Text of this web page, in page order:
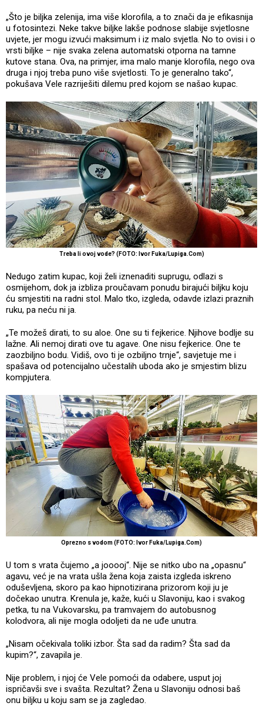
„Što je biljka zelenija, ima više klorofila, a to znači da je efikasnija
u fotosintezi. Neke takve biljke lakše podnose slabije svjetlosne
uvjete, jer mogu izvući maksimum i iz malo svjetla. No to ovisi i o
vrsti biljke – nije svaka zelena automatski otporna na tamne
kutove stana. Ova, na primjer, ima malo manje klorofila, nego ova
druga i njoj treba puno više svjetlosti. To je generalno tako“,
pokušava Vele razriješiti dilemu pred kojom se našao kupac.
Treba li ovoj vode? (FOTO: Ivor Fuka/Lupiga.Com)
Nedugo zatim kupac, koji želi iznenaditi suprugu, odlazi s
osmijehom, dok ja izbliza proučavam ponudu birajući biljku koju
ću smjestiti na radni stol. Malo tko, izgleda, odavde izlazi praznih
ruku, pa neću ni ja.
„Te možeš dirati, to su aloe. One su ti fejkerice. Njihove bodlje su
lažne. Ali nemoj dirati ove tu agave. One nisu fejkerice. One te
zaozbiljno bodu. Vidiš, ovo ti je ozbiljno trnje“, savjetuje me i
spašava od potencijalno učestalih uboda ako je smjestim blizu
kompjutera.
Oprezno s vodom (FOTO: Ivor Fuka/Lupiga.Com)
U tom s vrata čujemo „a jooooj“. Nije se nitko ubo na „opasnu“
agavu, već je na vrata ušla žena koja zaista izgleda iskreno
oduševljena, skoro pa kao hipnotizirana prizorom koji ju je
dočekao unutra. Krenula je, kaže, kući u Slavoniju, kao i svakog
petka, tu na Vukovarsku, pa tramvajem do autobusnog
kolodvora, ali nije mogla odoljeti da ne uđe unutra.
„Nisam očekivala toliki izbor. Šta sad da radim? Šta sad da
kupim?“, zavapila je.
Nije problem, i njoj će Vele pomoći da odabere, usput joj
ispričavši sve i svašta. Rezultat? Žena u Slavoniju odnosi baš
onu biljku u koju sam se ja zagledao.